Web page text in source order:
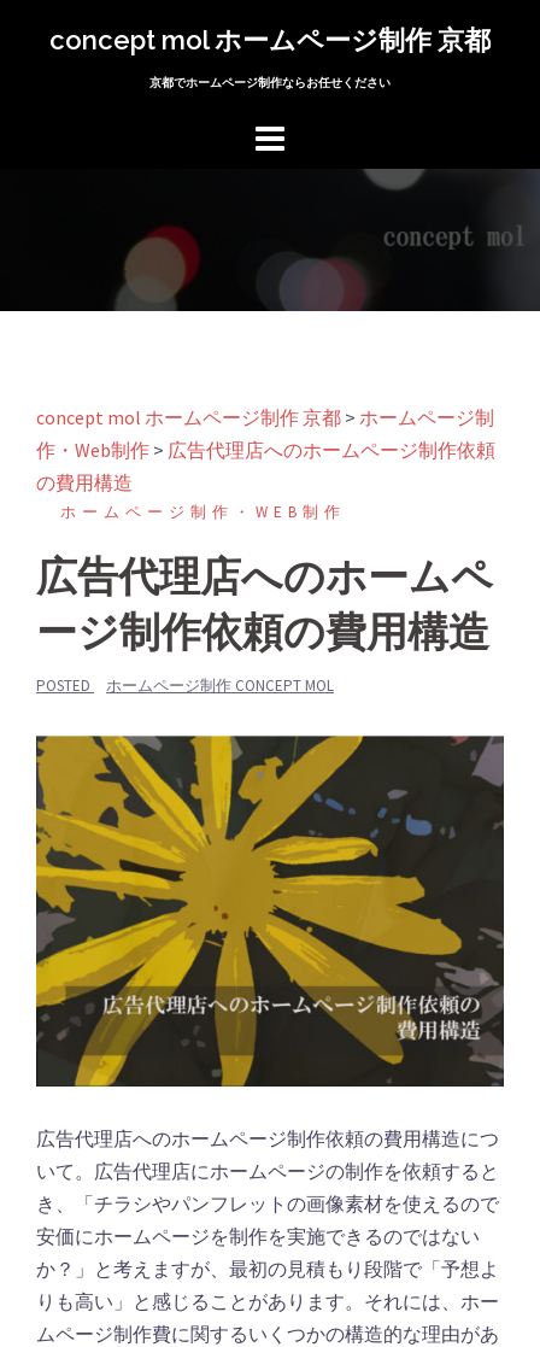
プ
concept mol ホームページ制作 京都
京都でホームページ制作ならお任せください
concept mol ホームページ制作 京都 > ホームページ制
作・Web制作 > 広告代理店へのホームページ制作依頼
の費用構造
ホームページ制作・WEB制作
広告代理店へのホームペ
ージ制作依頼の費用構造
POSTED ホームページ制作 CONCEPT MOL
広告代理店へのホームページ制作依頼の費用構造につ
いて。広告代理店にホームページの制作を依頼すると
き、「チラシやパンフレットの画像素材を使えるので
安価にホームページを制作を実施できるのではない
か？」と考えますが、最初の見積もり段階で「予想よ
りも高い」と感じることがあります。それには、ホー
ムページ制作費に関するいくつかの構造的な理由があ